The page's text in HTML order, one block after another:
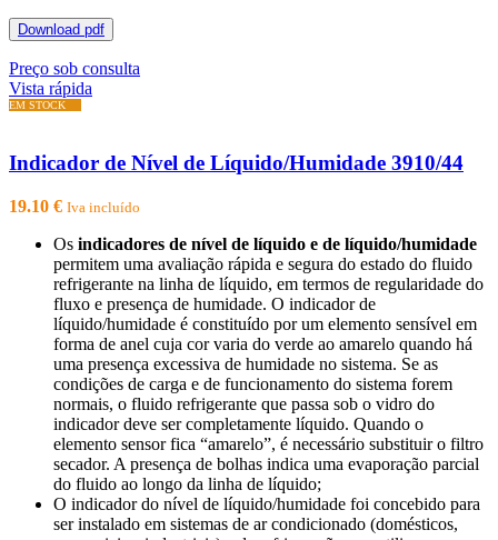
Download pdf
Preço sob consulta
Vista rápida
Indicador de Nível de Líquido/Humidade 3910/44
19.10 € Iva incluído
Os indicadores de nível de líquido e de líquido/humidade
permitem uma avaliação rápida e segura do estado do fluido
refrigerante na linha de líquido, em termos de regularidade do
fluxo e presença de humidade. O indicador de
líquido/humidade é constituído por um elemento sensível em
forma de anel cuja cor varia do verde ao amarelo quando há
uma presença excessiva de humidade no sistema. Se as
condições de carga e de funcionamento do sistema forem
normais, o fluido refrigerante que passa sob o vidro do
indicador deve ser completamente líquido. Quando o
elemento sensor fica “amarelo”, é necessário substituir o filtro
secador. A presença de bolhas indica uma evaporação parcial
do fluido ao longo da linha de líquido;
O indicador do nível de líquido/humidade foi concebido para
ser instalado em sistemas de ar condicionado (domésticos,